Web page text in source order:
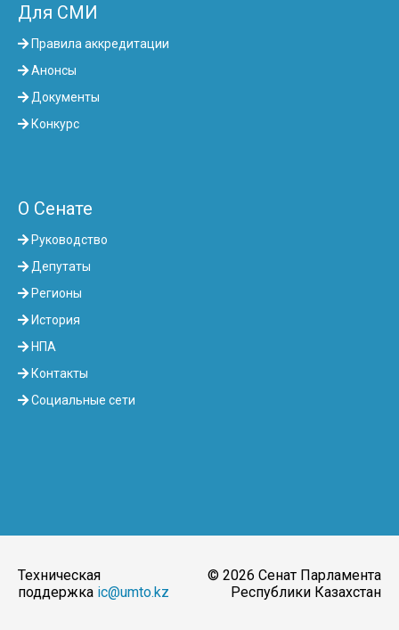
Для СМИ
Правила аккредитации
Анонсы
Документы
Конкурс
О Сенате
Руководство
Депутаты
Регионы
История
НПА
Контакты
Социальные сети
Техническая
поддержка ic@umto.kz
© 2026 Сенат Парламента
Республики Казахстан